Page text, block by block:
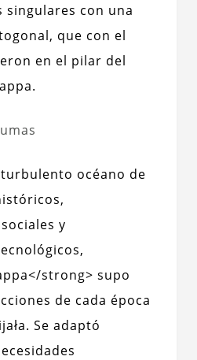
singulares con una
que con el
en el pilar del
océano de
y
strong> supo
de cada época
Se adaptó